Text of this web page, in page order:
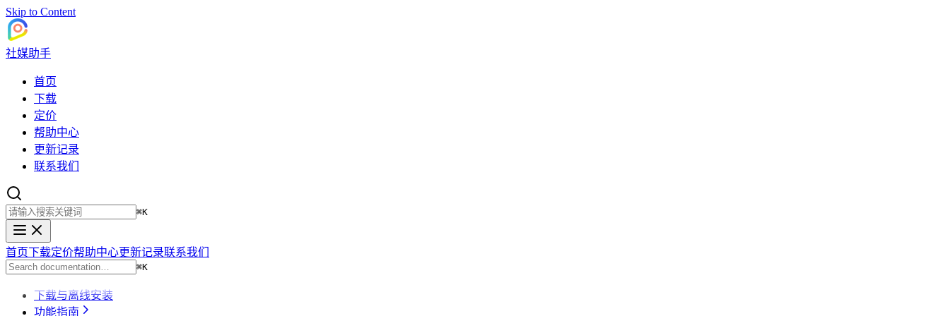
Skip to Content
社媒助手
首页
下载
定价
帮助中心
更新记录
联系我们
⌘K
首页下载定价帮助中心更新记录联系我们
⌘K
下载与离线安装
功能指南